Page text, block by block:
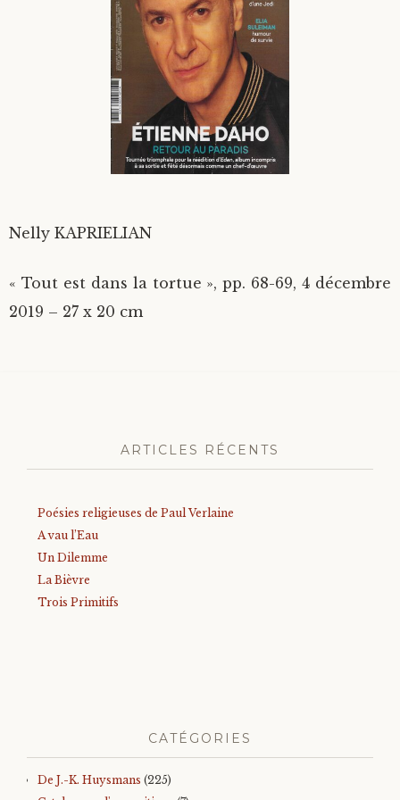
Langues étrangères
Nelly KAPRIELIAN
« Tout est dans la tortue », pp. 68-69, 4 décembre
2019 – 27 x 20 cm
ARTICLES RÉCENTS
Poésies religieuses de Paul Verlaine
A vau l’Eau
Un Dilemme
La Bièvre
Trois Primitifs
CATÉGORIES
De J.-K. Huysmans (225)